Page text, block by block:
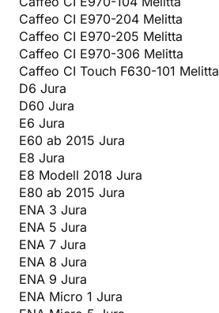
Caffeo CI E970-204 Melitta
Caffeo CI E970-205 Melitta
Caffeo CI E970-306 Melitta
Caffeo CI Touch F630-101 Melitta
D6 Jura
D60 Jura
E6 Jura
E60 ab 2015 Jura
E8 Jura
E8 Modell 2018 Jura
E80 ab 2015 Jura
ENA 3 Jura
ENA 5 Jura
ENA 7 Jura
ENA 8 Jura
ENA 9 Jura
ENA Micro 1 Jura